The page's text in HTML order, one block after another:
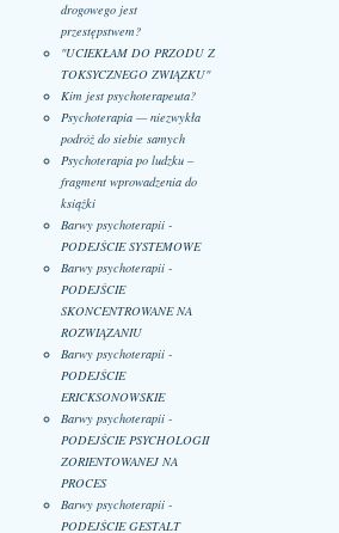
drogowego jest
przestępstwem?
"UCIEKŁAM DO PRZODU Z
TOKSYCZNEGO ZWIĄZKU"
Kim jest psychoterapeuta?
Psychoterapia — niezwykła
podróż do siebie samych
Psychoterapia po ludzku –
fragment wprowadzenia do
książki
Barwy psychoterapii -
PODEJŚCIE SYSTEMOWE
Barwy psychoterapii -
PODEJŚCIE
SKONCENTROWANE NA
ROZWIĄZANIU
Barwy psychoterapii -
PODEJŚCIE
ERICKSONOWSKIE
Barwy psychoterapii -
PODEJŚCIE PSYCHOLOGII
ZORIENTOWANEJ NA
PROCES
Barwy psychoterapii -
PODEJŚCIE GESTALT